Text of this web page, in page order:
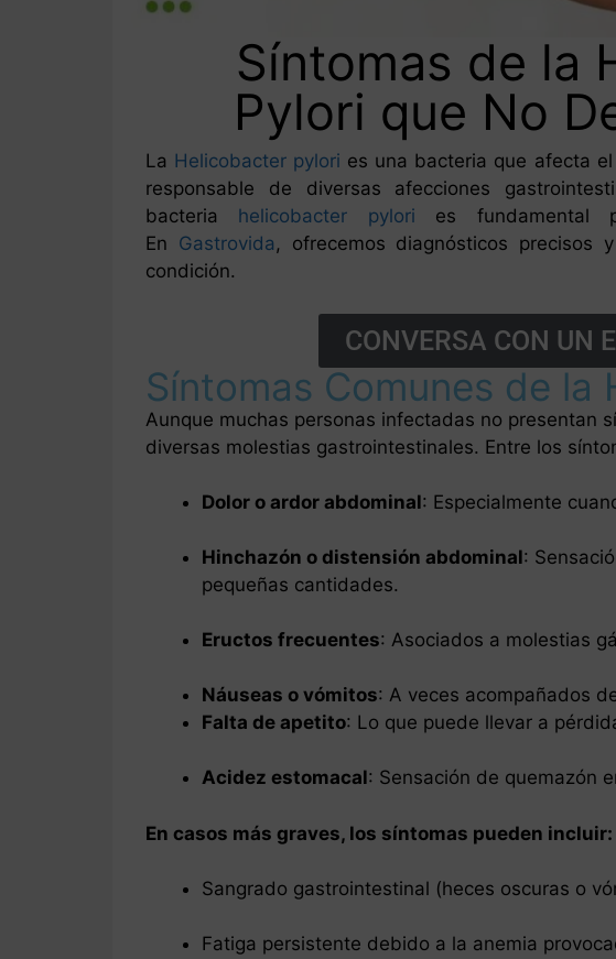
Síntomas de la
Pylori que No
La Helicobacter pylori es una bacteria que afecta
responsable de diversas afecciones
bacteria helicobacter pylori es fundamental
En Gastrovida , ofrecemos diagnósticos precisos
condición.
CONVERSA CON UN
Síntomas Comunes de la
Aunque muchas personas infectadas no presentan
diversas molestias gastrointestinales. Entre los
Dolor o ardor abdominal: Especialmente
Hinchazón o distensión abdominal:
pequeñas cantidades.
Eructos frecuentes: Asociados a molestias
Náuseas o vómitos: A veces acompañados
Falta de apetito: Lo que puede llevar a
Acidez estomacal: Sensación de quemazón
En casos más graves, los síntomas pueden incluir:
Sangrado gastrointestinal (heces oscuras o
Fatiga persistente debido a la anemia